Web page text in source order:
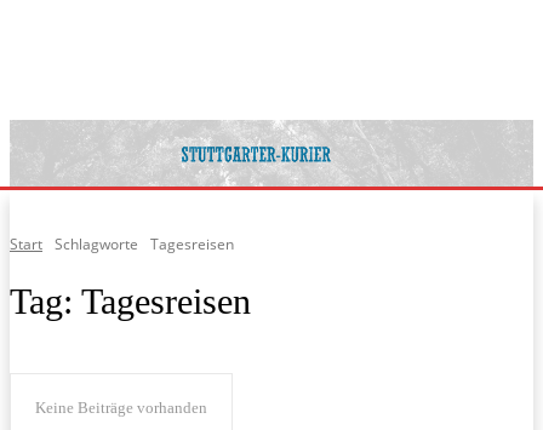
Start Schlagworte Tagesreisen
Tag: Tagesreisen
Keine Beiträge vorhanden